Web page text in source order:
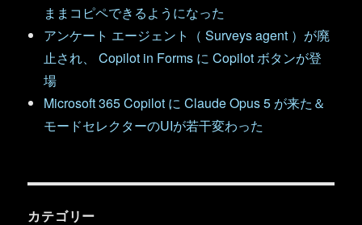
ままコピペできるようになった
アンケート エージェント（ Surveys agent ）が廃
止され、 Copilot in Forms に Copilot ボタンが登
場
Microsoft 365 Copilot に Claude Opus 5 が来た＆
モードセレクターのUIが若干変わった
カテゴリー